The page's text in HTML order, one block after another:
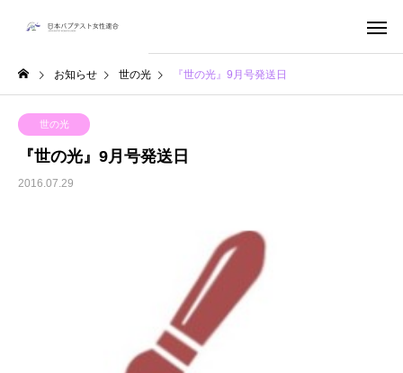
お知らせ 世の光 『世の光』9月号発送日
世の光
『世の光』9月号発送日
2016.07.29